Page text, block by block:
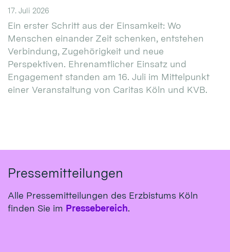
17. Juli 2026
Ein erster Schritt aus der Einsamkeit: Wo
Menschen einander Zeit schenken, entstehen
Verbindung, Zugehörigkeit und neue
Perspektiven. Ehrenamtlicher Einsatz und
Engagement standen am 16. Juli im Mittelpunkt
einer Veranstaltung von Caritas Köln und KVB.
Pressemitteilungen
Alle Pressemitteilungen des Erzbistums Köln
finden Sie im Pressebereich.